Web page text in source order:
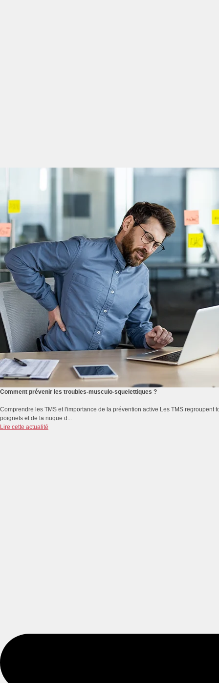
Comment prévenir les troubles-musculo-squelettiques ?
Comprendre les TMS et l'importance de la prévention active Les TMS
poignets et de la nuque d...
Lire cette actualité